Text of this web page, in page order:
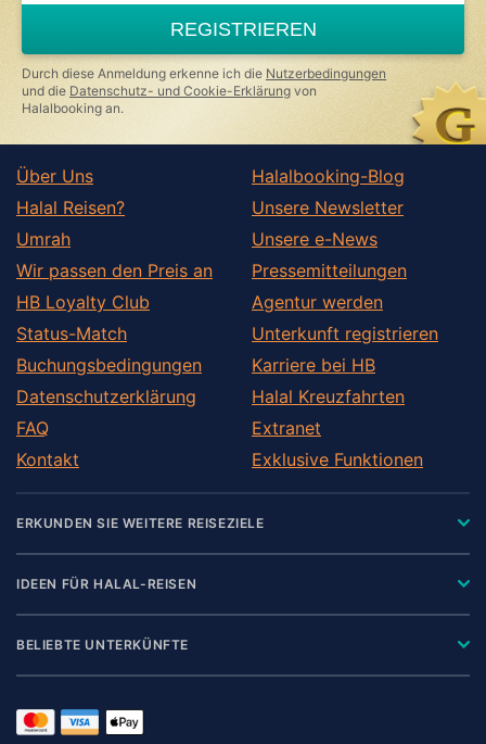
ignore
this
field
REGISTRIEREN
Durch diese Anmeldung erkenne ich die Nutzerbedingungen
und die Datenschutz- und Cookie-Erklärung von
Halalbooking an.
Über Uns
Halal Reisen?
Umrah
Wir passen den Preis an
HB Loyalty Club
Status-Match
Buchungsbedingungen
Datenschutzerklärung
FAQ
Kontakt
Halalbooking-Blog
Unsere Newsletter
Unsere e-News
Pressemitteilungen
Agentur werden
Unterkunft registrieren
Karriere bei HB
Halal Kreuzfahrten
Extranet
Exklusive Funktionen
ERKUNDEN SIE WEITERE REISEZIELE
IDEEN FÜR HALAL-REISEN
BELIEBTE UNTERKÜNFTE